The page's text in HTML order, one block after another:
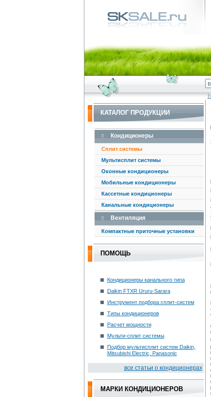
КАТАЛОГ ПРОДУКЦИИ
Кондиционеры
Сплит системы
Мультисплит системы
Оконные кондиционеры
Мобильные кондиционеры
Кассетные кондиционеры
Канальные кондиционеры
Вентиляция
Компактные приточные установки
ПОМОЩЬ
Кондиционеры канального типа
Daikin FTXR Ururu-Sarara
Инструмент подбора сплит-систем
Типы кондиционеров
Расчет мощности
Мульти-сплит системы
Подбор мультисплит систем Daikin,
Mitsubishi Electric, Panasonic
вce cтaтьи o кoндициoнepax
МАРКИ КОНДИЦИОНЕРОВ